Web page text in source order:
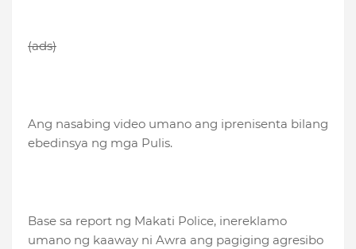
(ads)
Ang nasabing video umano ang iprenisenta bilang
ebedinsya ng mga Pulis.
Base sa report ng Makati Police, inereklamo
umano ng kaaway ni Awra ang pagiging agresibo